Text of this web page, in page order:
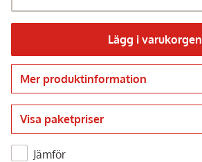
Lägg i varukorgen
Gå till kassan
Mer produktinformation
Visa paketpriser
Jämför